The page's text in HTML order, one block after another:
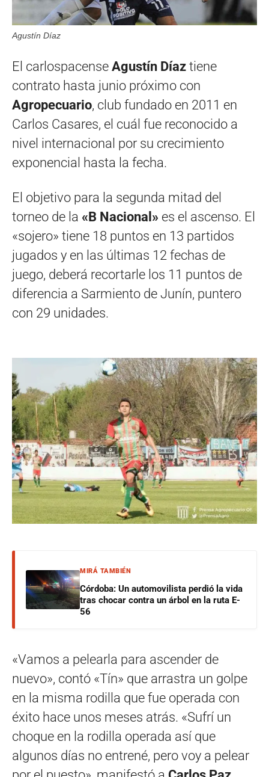
Agustín Díaz
El carlospacense Agustín Díaz tiene
contrato hasta junio próximo con
Agropecuario, club fundado en 2011 en
Carlos Casares, el cuál fue reconocido a
nivel internacional por su crecimiento
exponencial hasta la fecha.
El objetivo para la segunda mitad del
torneo de la «B Nacional» es el ascenso. El
«sojero» tiene 18 puntos en 13 partidos
jugados y en las últimas 12 fechas de
juego, deberá recortarle los 11 puntos de
diferencia a Sarmiento de Junín, puntero
con 29 unidades.
MIRÁ TAMBIÉN
Córdoba: Un automovilista perdió la vida
tras chocar contra un árbol en la ruta E-
56
«Vamos a pelearla para ascender de
nuevo», contó «Tín» que arrastra un golpe
en la misma rodilla que fue operada con
éxito hace unos meses atrás. «Sufrí un
choque en la rodilla operada así que
algunos días no entrené, pero voy a pelear